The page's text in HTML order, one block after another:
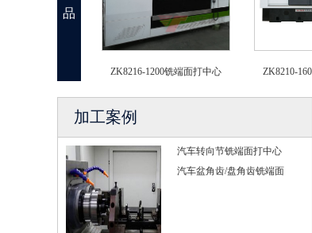
品
ZK8216-1200铣端面打中心 ZK8210-
加工案例
汽车转向节铣端面打中心
汽车盆角齿/盘角齿铣端面